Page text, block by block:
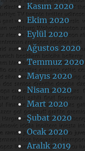
Kasım 2020
Ekim 2020
Eylül 2020
Ağustos 2020
Temmuz 2020
Mayıs 2020
Nisan 2020
Mart 2020
Şubat 2020
Ocak 2020
Aralık 2019